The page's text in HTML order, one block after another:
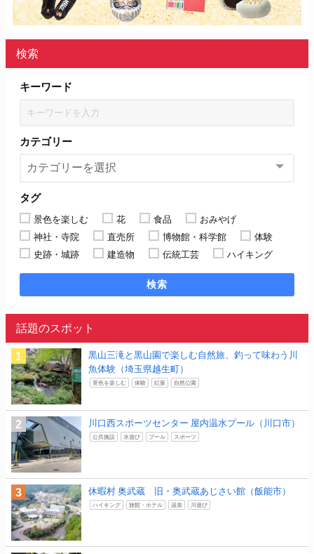
検索
キーワード
カテゴリー
タグ
景色を楽しむ 花 食品
おみやげ
神社・寺院
直売所 博物館・科学館
体験
史跡・城跡
建造物 伝統工芸 ハイキング
検索
話題のスポット
黒山三滝と黒山園で楽しむ自然旅、釣って味わう川
魚体験（埼玉県越生町）
景色を楽しむ 体験 紅葉 自然公園
川口西スポーツセンター 屋内温水プール（川口市）
公共施設 水遊び プール スポーツ
休暇村 奥武蔵 旧・奥武蔵あじさい館（飯能市）
ハイキング 旅館・ホテル 温泉 川遊び